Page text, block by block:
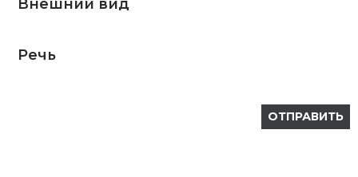
Внешний вид
Речь